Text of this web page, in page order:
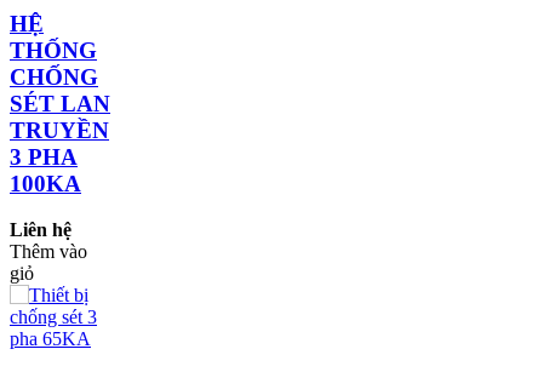
HỆ
THỐNG
CHỐNG
SÉT LAN
TRUYỀN
3 PHA
100KA
Liên hệ
Thêm vào
giỏ